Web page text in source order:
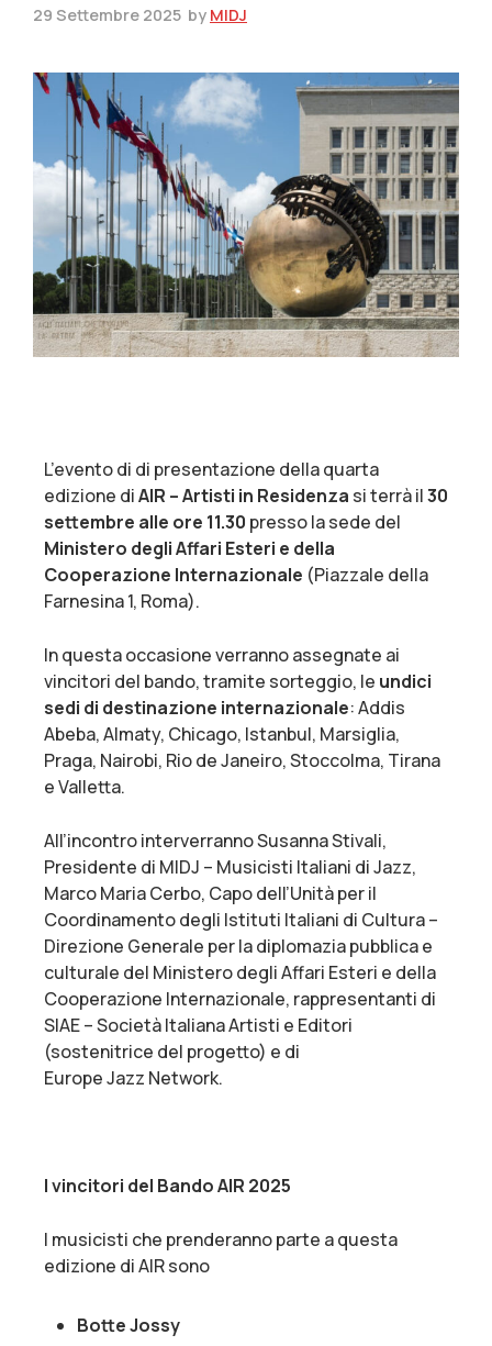
29 Settembre 2025 by MIDJ
L’evento di di presentazione della quarta
edizione diAIR – Artisti in Residenza si terrà il30
settembre alle ore 11.30 presso la sede del
Ministero degli Affari Esteri e della
Cooperazione Internazionale (Piazzale della
Farnesina 1, Roma).
In questa occasione verranno assegnate ai
vincitori del bando, tramite sorteggio, le undici
sedi di destinazione internazionale: Addis
Abeba, Almaty, Chicago, Istanbul, Marsiglia,
Praga, Nairobi, Rio de Janeiro, Stoccolma, Tirana
e Valletta.
All’incontro interverranno Susanna Stivali,
Presidente di MIDJ – Musicisti Italiani di Jazz,
Marco Maria Cerbo, Capo dell’Unità per il
Coordinamento degli Istituti Italiani di Cultura –
Direzione Generale per la diplomazia pubblica e
culturale del Ministero degli Affari Esteri e della
Cooperazione Internazionale, rappresentanti di
SIAE – Società Italiana Artisti e Editori
(sostenitrice del progetto) e di
Europe Jazz Network.
I vincitori del Bando AIR 2025
I musicisti che prenderanno parte a questa
edizione di AIR sono
Botte Jossy